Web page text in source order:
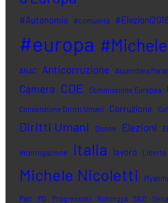
#Autonomia #comunità #Elezioni2018
#europa
ANAC Anticorruzione Assemblea
Camera CDE Commissione Europea
Convenzione Diritti Umani Corruzione
Diritti Umani Donne Elezioni
Interrogazione Italia lavoro Libertà
Michele Nicoletti
Patt PD Progressisti Rohingya S&D